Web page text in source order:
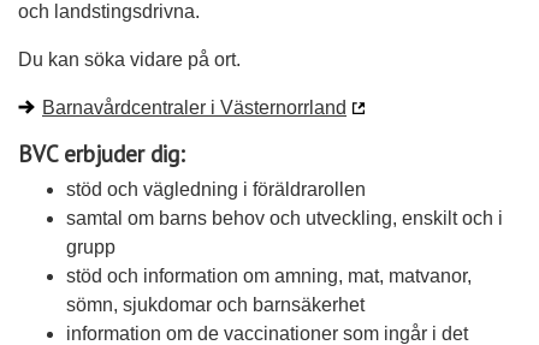
och landstingsdrivna.
Du kan söka vidare på ort.
Barnavårdcentraler i Västernorrland
BVC erbjuder dig:
stöd och vägledning i föräldrarollen
samtal om barns behov och utveckling, enskilt och i
grupp
stöd och information om amning, mat, matvanor,
sömn, sjukdomar och barnsäkerhet
information om de vaccinationer som ingår i det